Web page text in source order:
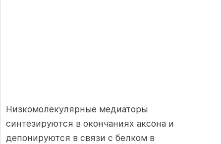
Низкомолекулярные медиаторы
синтезируются в окончаниях аксона и
депонируются в связи с белком в